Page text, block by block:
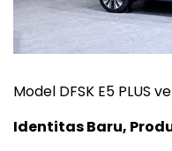
Model DFSK E5 PLUS
Identitas Baru,